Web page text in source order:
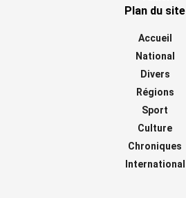
Plan du site
Accueil
National
Divers
Régions
Sport
Culture
Chroniques
International